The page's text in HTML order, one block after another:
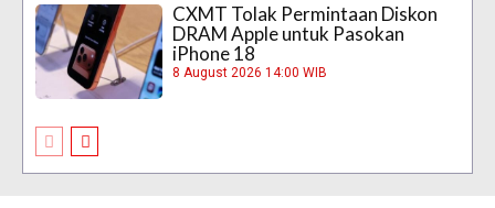
CXMT Tolak Permintaan Diskon
DRAM Apple untuk Pasokan
iPhone 18
8 August 2026 14:00 WIB